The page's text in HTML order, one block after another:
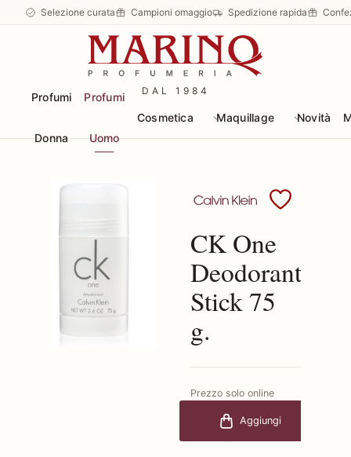
Selezione curata Campioni omaggio Spedizione rapida
DAL 1984
Profumi
Donna
Profumi
Uomo
Cosmetica Maquillage Novità
Scopri i prodotti
CK One
Deodorante
Stick 75
g.
Prezzo solo online
€15,00Aggiungi